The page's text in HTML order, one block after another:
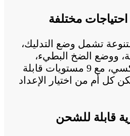
احتياجات مختلفة
تشمل وضع التدليك،
ووضع الضخ البطيء،
بالإضافة إلى الضخ العكسي، مع 9 مستويات قابلة
كل أم من اختيار الإعداد
قابلة للشحن